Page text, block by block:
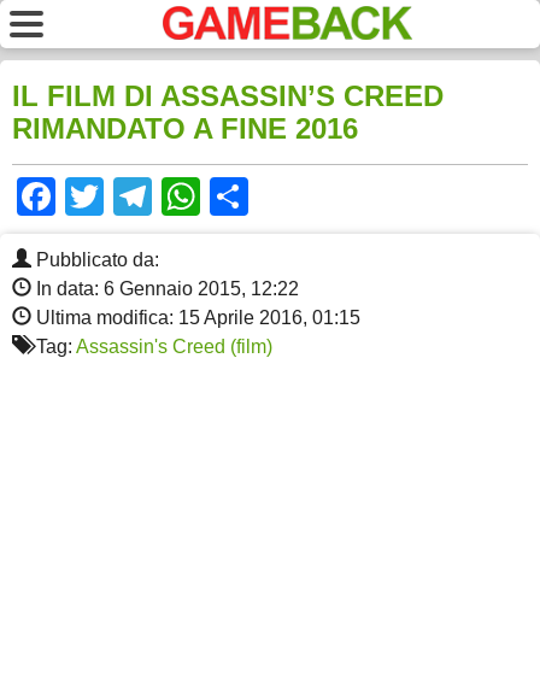
IL FILM DI ASSASSIN’S CREED
RIMANDATO A FINE 2016
Facebook
TwitterTelegram
WhatsApp
Pubblicato da:
In data: 6 Gennaio 2015, 12:22
Ultima modifica: 15 Aprile 2016, 01:15
Tag: Assassin's Creed (film)